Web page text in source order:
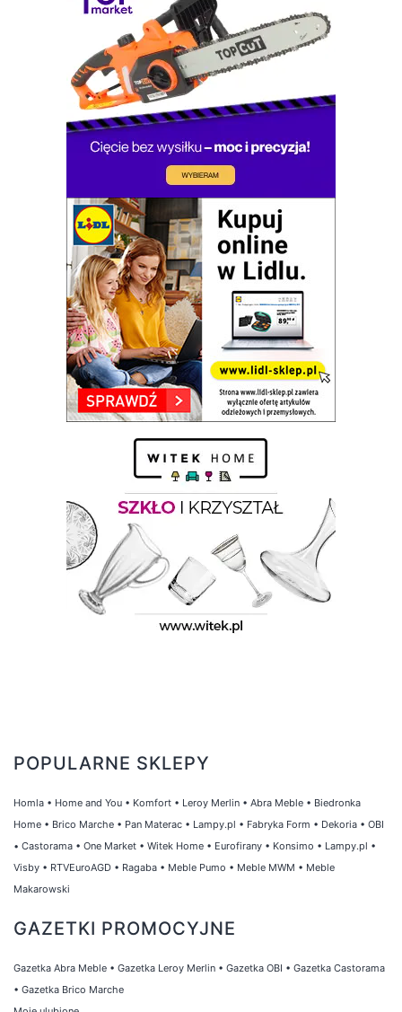
POPULARNE SKLEPY
Homla • Home and You • Komfort • Leroy Merlin • Abra Meble • Biedronka
Home • Brico Marche • Pan Materac • Lampy.pl • Fabryka Form • Dekoria • OBI
• Castorama • One Market • Witek Home • Eurofirany • Konsimo • Lampy.pl •
Visby • RTVEuroAGD • Ragaba • Meble Pumo • Meble MWM • Meble
Makarowski
GAZETKI PROMOCYJNE
Gazetka Abra Meble • Gazetka Leroy Merlin • Gazetka OBI • Gazetka Castorama
• Gazetka Brico Marche